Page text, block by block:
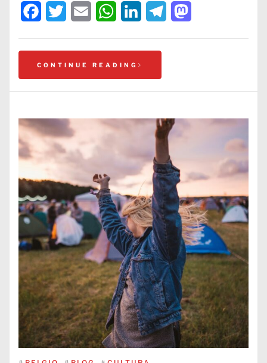
Facebook
Twitter Email WhatsAppLinkedInTelegram
CONTINUE READING